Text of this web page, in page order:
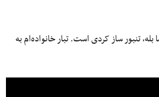
تنبور ساز کردی است. تبار خانواده‌ام به